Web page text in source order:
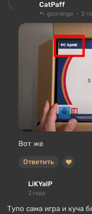
CatPaff
gooranga 2
Вот же
Ответить
LiKYalP
2 года
Тупо сама игра и куча